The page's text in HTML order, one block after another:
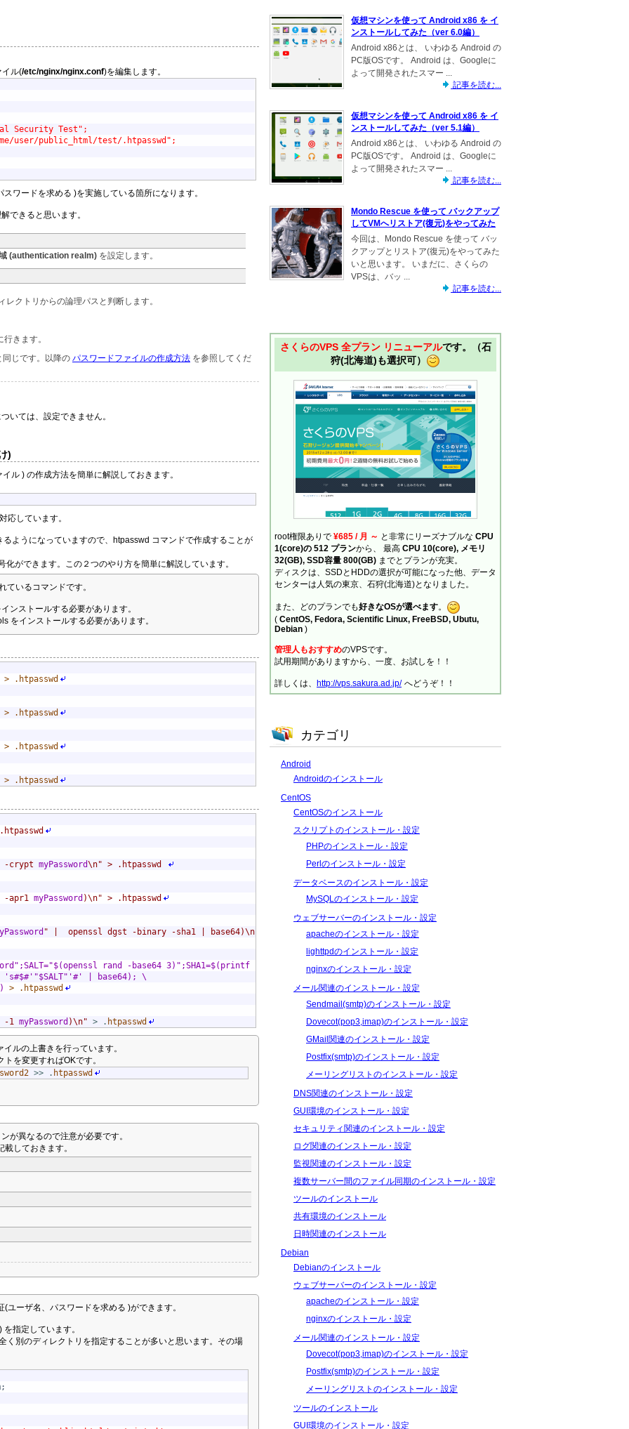
イル(/etc/nginx/nginx.conf)を編集します。
Security Test";
user/public_html/test/.htpasswd";
ワードを求める )を実施している箇所になります。
できると思います。
(authentication realm) を設定します。
クトリからの論理パスと判断します。
きます。
じです。以降の パスワードファイルの作成方法 を参照してくだ
いては、設定できません。
)
イル ) の作成方法を簡単に解説しておきます。
応しています。
ようになっていますので、htpasswd コマンドで作成することが
ができます。この２つのやり方を簡単に解説しています。
いるコマンドです。
ンストールする必要があります。
をインストールする必要があります。
> .htpasswd
> .htpasswd
> .htpasswd
> .htpasswd
-crypt myPassword\n" > .htpasswd
-apr1 myPassword )\n" > .htpasswd
" |  openssl dgst -binary -sha1 | base64)\n" > .htpasswd
rand -base64 3)";SHA1=$(printf "$PWD$SALT" | \
| base64); \
> .htpasswd
-1 myPassword )\n" > . htpasswd
ルの上書きを行っています。
を変更すればOKです。
>> . htpasswd
が異なるので注意が必要です。
しておきます。
ユーザ名、パスワードを求める )ができます。
を指定しています。
く別のディレクトリを指定することが多いと思います。その場
仮想マシンを使って Android x86 を イ
ンストールしてみた（ver 6.0編）
Android x86とは、 いわゆる Android の
PC版OSです。 Android は、Googleに
よって開発されたスマー ...
記事を読む...
仮想マシンを使って Android x86 を イ
ンストールしてみた（ver 5.1編）
Android x86とは、 いわゆる Android の
PC版OSです。 Android は、Googleに
よって開発されたスマー ...
記事を読む...
Mondo Rescue を使って バックアップ
してVMへリストア(復元)をやってみた
今回は、Mondo Rescue を使って バッ
クアップとリストア(復元)をやってみた
いと思います。 いまだに、さくらの
VPSは、バッ ...
記事を読む...
さくらのVPS 全プラン リニューアルです。（石
狩(北海道)も選択可）
root権限ありで ¥685 / 月 ～ と非常にリーズナブルな CPU
1(core)の 512 プランから、 最高 CPU 10(core), メモリ
32(GB), SSD容量 800(GB) までとプランが充実。
ディスクは、SSDとHDDの選択が可能になった他、データ
センターは人気の東京、石狩(北海道)となりました。
また、どのプランでも好きなOSが選べます。
( CentOS, Fedora, Scientific Linux, FreeBSD, Ubutu,
Debian )
管理人もおすすめのVPSです。
試用期間がありますから、一度、お試しを！！
詳しくは、 http://vps.sakura.ad.jp/ へどうぞ！！
カテゴリ
Android
Androidのインストール
CentOS
CentOSのインストール
スクリプトのインストール・設定
PHPのインストール・設定
Perlのインストール・設定
データベースのインストール・設定
MySQLのインストール・設定
ウェブサーバーのインストール・設定
apacheのインストール・設定
lighttpdのインストール・設定
nginxのインストール・設定
メール関連のインストール・設定
Sendmail(smtp)のインストール・設定
Dovecot(pop3,imap)のインストール・設定
GMail関連のインストール・設定
Postfix(smtp)のインストール・設定
メーリングリストのインストール・設定
DNS関連のインストール・設定
GUI環境のインストール・設定
セキュリティ関連のインストール・設定
ログ関連のインストール・設定
監視関連のインストール・設定
複数サーバー間のファイル同期のインストール・設定
ツールのインストール
共有環境のインストール
日時関連のインストール
Debian
Debianのインストール
ウェブサーバーのインストール・設定
apacheのインストール・設定
nginxのインストール・設定
メール関連のインストール・設定
Dovecot(pop3,imap)のインストール・設定
Postfix(smtp)のインストール・設定
メーリングリストのインストール・設定
ツールのインストール
GUI環境のインストール・設定